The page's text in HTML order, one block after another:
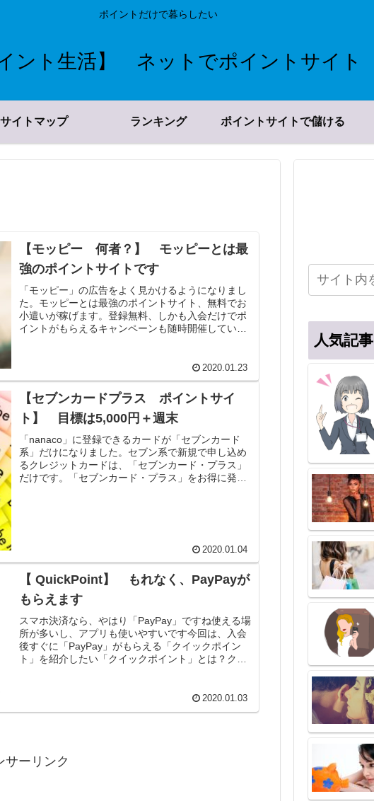
ポイントだけで暮らしたい
ント生活】 ネットでポイントサイト
サイトマップ ランキング ポイントサイトで儲ける
【モッピー 何者？】 モッピーとは最
強のポイントサイトです
「モッピー」の広告をよく見かけるようになりまし
た。モッピーとは最強のポイントサイト、無料でお
小遣いが稼げます。登録無料、しかも入会だけでポ
イントがもらえるキャンペーンも随時開催していま
2020.01.23
【セブンカードプラス ポイントサイ
ト】 目標は5,000円＋週末
「nanaco」に登録できるカードが「セブンカード
系」だけになりました。セブン系で新規で申し込め
るクレジットカードは、「セブンカード・プラス」
だけです。「セブンカード・プラス」をお得に発行
2020.01.04
【 QuickPoint】 もれなく、PayPayが
もらえます
スマホ決済なら、やはり「PayPay」ですね使える場
所が多いし、アプリも使いやすいです今回は、入会
後すぐに「PayPay」がもらえる「クイックポイン
ト」を紹介したい「クイックポイント」とは？クイ
2020.01.03
サーリンク
人気記事